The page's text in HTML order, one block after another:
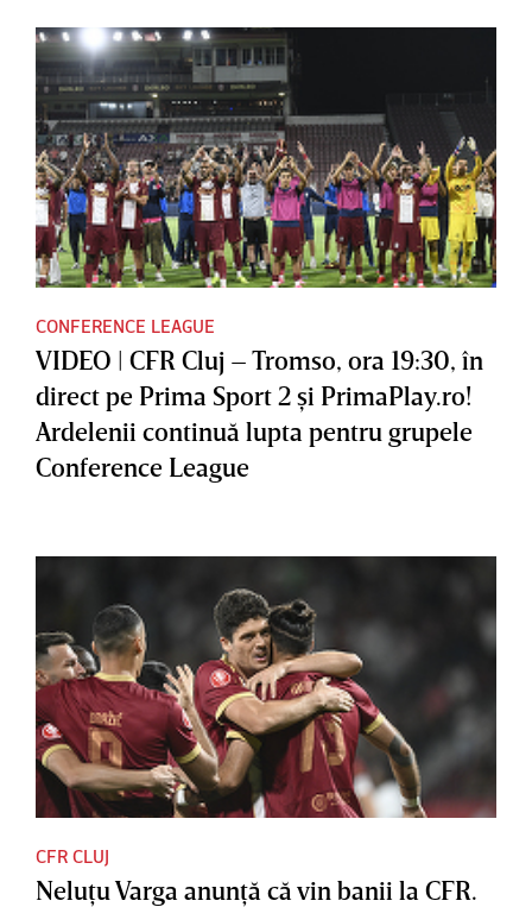
CONFERENCE LEAGUE
VIDEO | CFR Cluj – Tromso, ora 19:30, în
direct pe Prima Sport 2 şi PrimaPlay.ro!
Ardelenii continuă lupta pentru grupele
Conference League
CFR CLUJ
Neluţu Varga anunţă că vin banii la CFR.